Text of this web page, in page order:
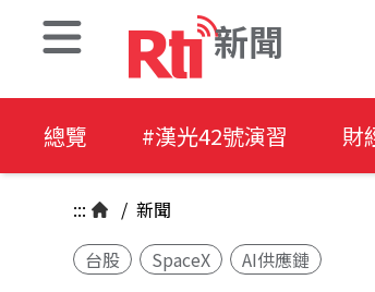
新聞
總覽 #漢光42號演習 財
::: / 新聞
台股
SpaceX AI供應鏈